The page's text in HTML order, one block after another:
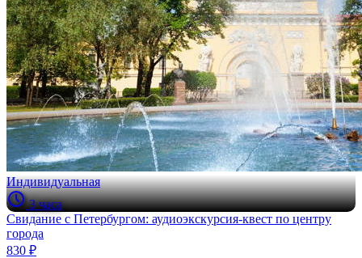
Индивидуальная
3 часа
Свидание с Петербургом: аудиоэкскурсия-квест по центру
города
830 ₽